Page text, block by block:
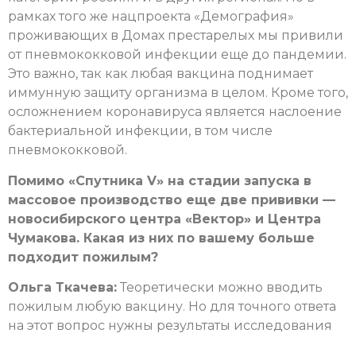
рамках того же нацпроекта «Демография»
проживающих в Домах престарелых мы привили
от пневмококковой инфекции еще до пандемии.
Это важно, так как любая вакцина поднимает
иммунную защиту организма в целом. Кроме того,
осложнением коронавируса является наслоение
бактериальной инфекции, в том числе
пневмококковой.
Помимо «Спутника V» на стадии запуска в
массовое производство еще две прививки —
новосибирского центра «Вектор» и Центра
Чумакова. Какая из них по вашему больше
подходит пожилым?
Ольга Ткачева: Теоретически можно вводить
пожилым любую вакцину. Но для точного ответа
на этот вопрос нужны результаты исследования